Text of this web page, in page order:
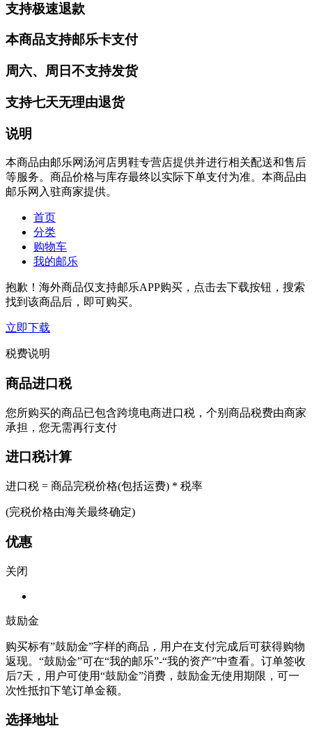
支持极速退款
本商品支持邮乐卡支付
周六、周日不支持发货
支持七天无理由退货
说明
本商品由邮乐网汤河店男鞋专营店提供并进行相关配送和售后
等服务。商品价格与库存最终以实际下单支付为准。本商品由
邮乐网入驻商家提供。
首页
分类
购物车
我的邮乐
抱歉！海外商品仅支持邮乐APP购买，点击去下载按钮，搜索
找到该商品后，即可购买。
立即下载
税费说明
商品进口税
您所购买的商品已包含跨境电商进口税，个别商品税费由商家
承担，您无需再行支付
进口税计算
进口税 = 商品完税价格(包括运费) * 税率
(完税价格由海关最终确定)
优惠
关闭
鼓励金
购买标有”鼓励金”字样的商品，用户在支付完成后可获得购物
返现。“鼓励金”可在“我的邮乐”-“我的资产”中查看。订单签收
后7天，用户可使用“鼓励金”消费，鼓励金无使用期限，可一
次性抵扣下笔订单金额。
选择地址